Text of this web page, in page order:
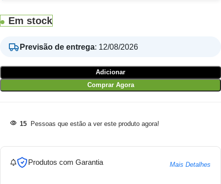
Em stock
Previsão de entrega: 12/08/2026
Adicionar
Comprar Agora
15 Pessoas que estão a ver este produto agora!
Produtos com Garantia Mais Detalhes